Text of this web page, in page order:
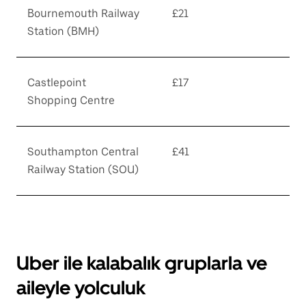
Bournemouth Railway
Station (BMH)
£21
Castlepoint
Shopping Centre
£17
Southampton Central
Railway Station (SOU)
£41
Uber ile kalabalık gruplarla ve
aileyle yolculuk